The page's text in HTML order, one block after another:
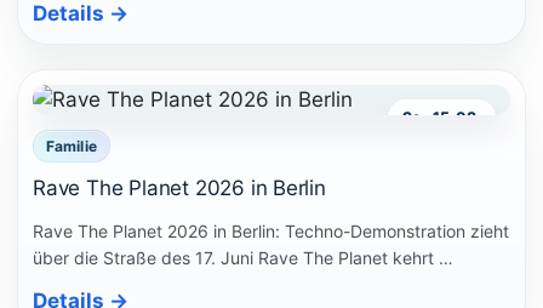
Details →
Sa., 15.08.
Familie
Rave The Planet 2026 in Berlin
Rave The Planet 2026 in Berlin: Techno-Demonstration zieht
über die Straße des 17. Juni Rave The Planet kehrt …
Details →